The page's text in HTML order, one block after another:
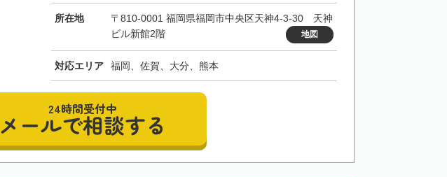
所在地
〒810-0001 福岡県福岡市中央区天神4-3-30 天神
ビル新館2階
地図
対応エリア 福岡、佐賀、大分、熊本
24時間受付中
メールで相談する